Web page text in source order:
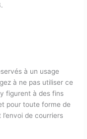
à un usage
à ne pas utiliser ce
figurent à des fins
pour toute forme de
de courriers